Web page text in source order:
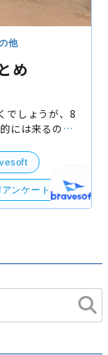
他
め
でしょうが、8
には来るの
？ そんな感
ンケート